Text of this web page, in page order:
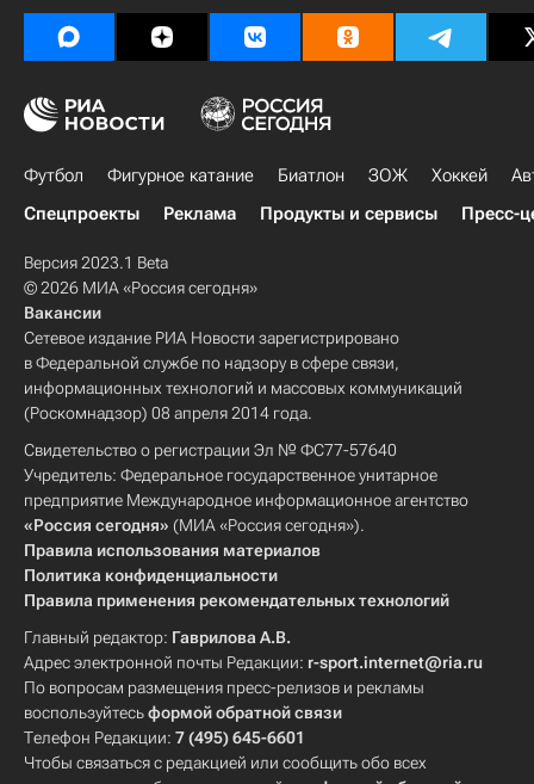
Футбол Фигурное катание Биатлон ЗОЖ Хоккей
Спецпроекты
Реклама Продукты и сервисы Пресс-
Версия 2023.1 Beta
© 2026 МИА «Россия сегодня»
Вакансии
Сетевое издание РИА Новости зарегистрировано
в Федеральной службе по надзору в сфере связи,
информационных технологий и массовых коммуникаций
(Роскомнадзор) 08 апреля 2014 года.
Свидетельство о регистрации Эл № ФС77-57640
Учредитель: Федеральное государственное унитарное
предприятие Международное информационное агентство
«Россия сегодня» (МИА «Россия сегодня»).
Правила использования материалов
Политика конфиденциальности
Правила применения рекомендательных технологий
Главный редактор: Гаврилова А.В.
Адрес электронной почты Редакции: r-sport.internet@ria.ru
По вопросам размещения пресс-релизов и рекламы
воспользуйтесьформой обратной связи
Телефон Редакции: 7 (495) 645-6601
Чтобы связаться с редакцией или сообщить обо всех